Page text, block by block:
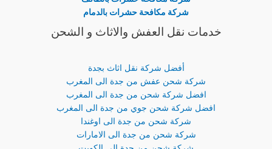
شركة مكافحة حشرات بالدمام
خدمات نقل العفش والاثاث و الشحن
أفضل شركة نقل اثاث بجدة
شركة شحن عفش من جدة الى المغرب
افضل شركة شحن من جدة الى المغرب
افضل شركة شحن جوي من جدة الى المغرب
شركة شحن من جدة الى اوغندا
شركة شحن من جدة الى الامارات